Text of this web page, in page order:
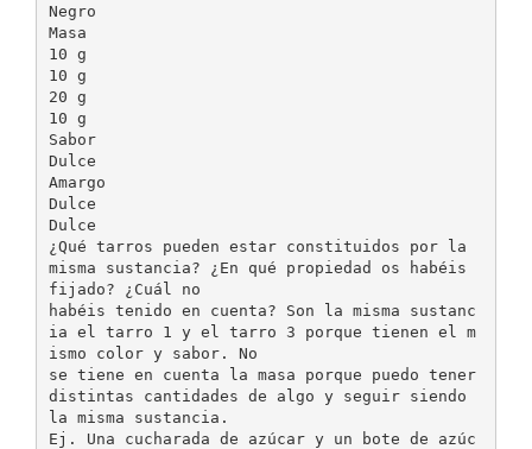
Negro
Masa
10 g
10 g
20 g
10 g
Sabor
Dulce
Amargo
Dulce
Dulce
¿Qué tarros pueden estar constituidos por la
misma sustancia? ¿En qué propiedad os habéis
fijado? ¿Cuál no
habéis tenido en cuenta? Son la misma sustanc
ia el tarro 1 y el tarro 3 porque tienen el m
ismo color y sabor. No
se tiene en cuenta la masa porque puedo tener
distintas cantidades de algo y seguir siendo
la misma sustancia.
Ej. Una cucharada de azúcar y un bote de azúc